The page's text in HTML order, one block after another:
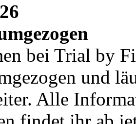
bei Trial by
und
Alle